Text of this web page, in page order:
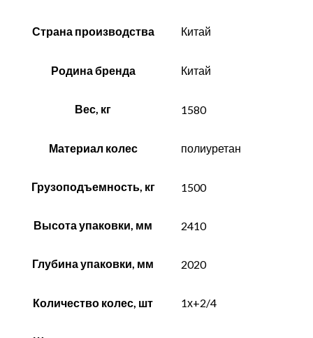
Страна производства Китай
Родина бренда Китай
Вес, кг 1580
Материал колес полиуретан
Грузоподъемность, кг 1500
Высота упаковки, мм 2410
Глубина упаковки, мм 2020
Количество колес, шт 1х+2/4